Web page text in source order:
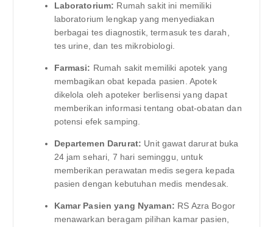
Laboratorium: Rumah sakit ini memiliki
laboratorium lengkap yang menyediakan
berbagai tes diagnostik, termasuk tes darah,
tes urine, dan tes mikrobiologi.
Farmasi: Rumah sakit memiliki apotek yang
membagikan obat kepada pasien. Apotek
dikelola oleh apoteker berlisensi yang dapat
memberikan informasi tentang obat-obatan dan
potensi efek samping.
Departemen Darurat: Unit gawat darurat buka
24 jam sehari, 7 hari seminggu, untuk
memberikan perawatan medis segera kepada
pasien dengan kebutuhan medis mendesak.
Kamar Pasien yang Nyaman: RS Azra Bogor
menawarkan beragam pilihan kamar pasien,